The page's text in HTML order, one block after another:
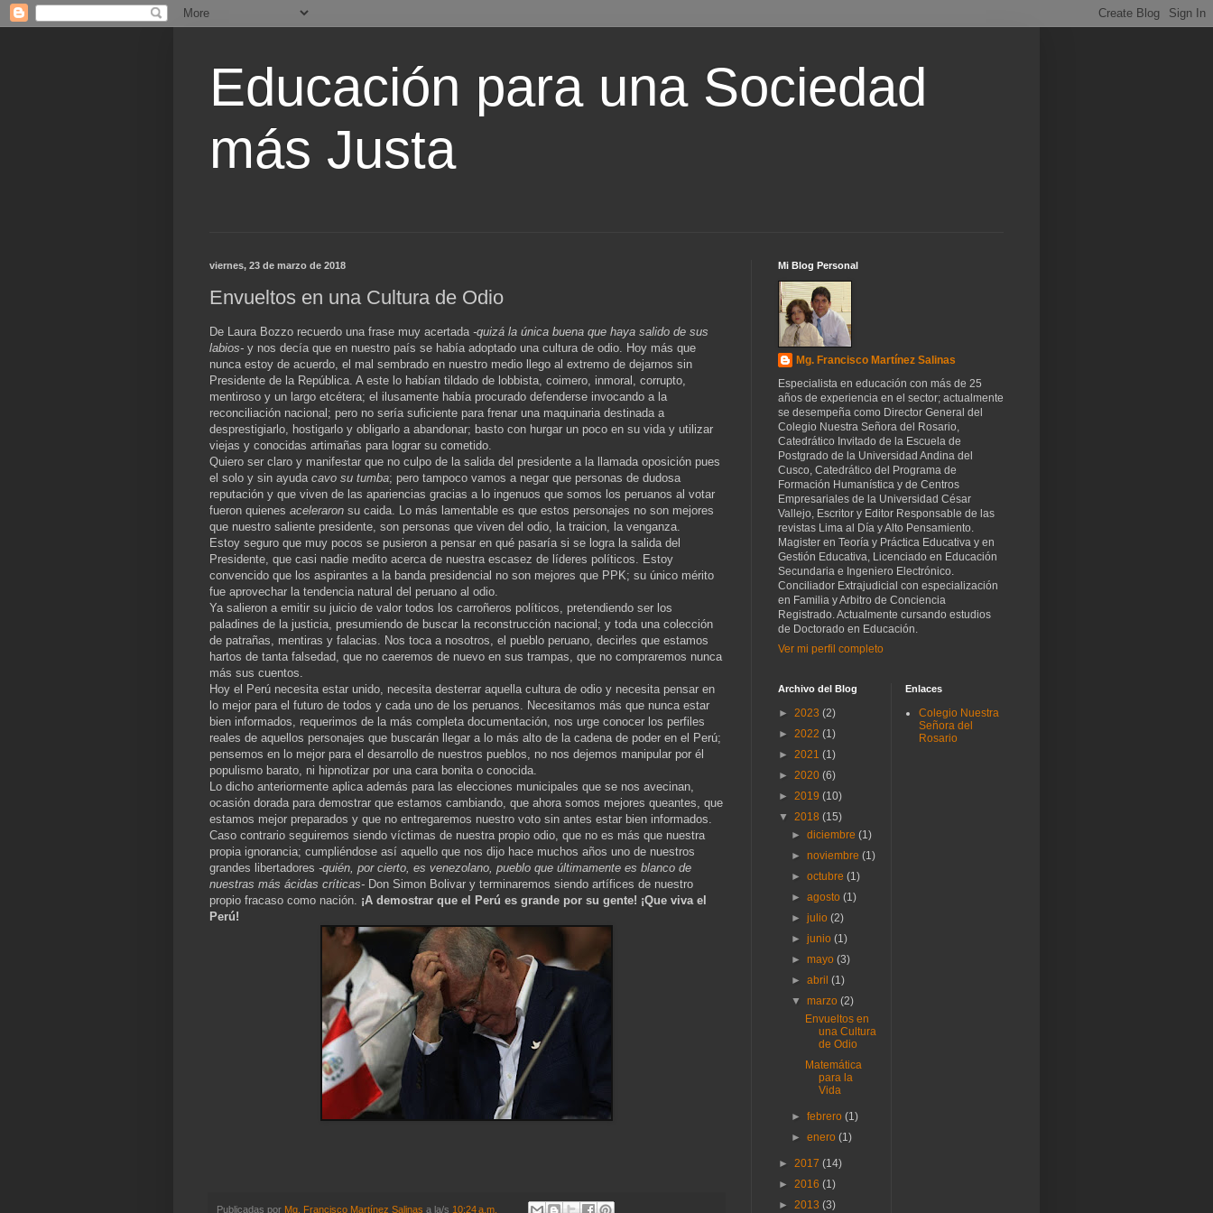
Educación para una Sociedad
más Justa
viernes, 23 de marzo de 2018
Envueltos en una Cultura de Odio
De Laura Bozzo recuerdo una frase muy acertada -quizá la única buena que haya salido de sus
labios- y nos decía que en nuestro país se había adoptado una cultura de odio. Hoy más que
nunca estoy de acuerdo, el mal sembrado en nuestro medio llego al extremo de dejarnos sin
Presidente de la República. A este lo habían tildado de lobbista, coimero, inmoral, corrupto,
mentiroso y un largo etcétera; el ilusamente había procurado defenderse invocando a la
reconciliación nacional; pero no sería suficiente para frenar una maquinaria destinada a
desprestigiarlo, hostigarlo y obligarlo a abandonar; basto con hurgar un poco en su vida y utilizar
viejas y conocidas artimañas para lograr su cometido.
Quiero ser claro y manifestar que no culpo de la salida del presidente a la llamada oposición pues
el solo y sin ayuda cavo su tumba; pero tampoco vamos a negar que personas de dudosa
reputación y que viven de las apariencias gracias a lo ingenuos que somos los peruanos al votar
fueron quienes aceleraron su caida. Lo más lamentable es que estos personajes no son mejores
que nuestro saliente presidente, son personas que viven del odio, la traicion, la venganza.
Estoy seguro que muy pocos se pusieron a pensar en qué pasaría si se logra la salida del
Presidente, que casi nadie medito acerca de nuestra escasez de líderes políticos. Estoy
convencido que los aspirantes a la banda presidencial no son mejores que PPK; su único mérito
fue aprovechar la tendencia natural del peruano al odio.
Ya salieron a emitir su juicio de valor todos los carroñeros políticos, pretendiendo ser los
paladines de la justicia, presumiendo de buscar la reconstrucción nacional; y toda una colección
de patrañas, mentiras y falacias. Nos toca a nosotros, el pueblo peruano, decirles que estamos
hartos de tanta falsedad, que no caeremos de nuevo en sus trampas, que no compraremos nunca
más sus cuentos.
Hoy el Perú necesita estar unido, necesita desterrar aquella cultura de odio y necesita pensar en
lo mejor para el futuro de todos y cada uno de los peruanos. Necesitamos más que nunca estar
bien informados, requerimos de la más completa documentación, nos urge conocer los perfiles
reales de aquellos personajes que buscarán llegar a lo más alto de la cadena de poder en el Perú;
pensemos en lo mejor para el desarrollo de nuestros pueblos, no nos dejemos manipular por él
populismo barato, ni hipnotizar por una cara bonita o conocida.
Lo dicho anteriormente aplica además para las elecciones municipales que se nos avecinan,
ocasión dorada para demostrar que estamos cambiando, que ahora somos mejores queantes, que
estamos mejor preparados y que no entregaremos nuestro voto sin antes estar bien informados.
Caso contrario seguiremos siendo víctimas de nuestra propio odio, que no es más que nuestra
propia ignorancia; cumpliéndose así aquello que nos dijo hace muchos años uno de nuestros
grandes libertadores -quién, por cierto, es venezolano, pueblo que últimamente es blanco de
nuestras más ácidas críticas- Don Simon Bolivar y terminaremos siendo artífices de nuestro
propio fracaso como nación. ¡A demostrar que el Perú es grande por su gente! ¡Que viva el
Perú!
Publicadas por Mg. Francisco Martínez Salinas a la/s 10:24 a.m.
Mi Blog Personal
Mg. Francisco Martínez Salinas
Especialista en educación con más de 25
años de experiencia en el sector; actualmente
se desempeña como Director General del
Colegio Nuestra Señora del Rosario,
Catedrático Invitado de la Escuela de
Postgrado de la Universidad Andina del
Cusco, Catedrático del Programa de
Formación Humanística y de Centros
Empresariales de la Universidad César
Vallejo, Escritor y Editor Responsable de las
revistas Lima al Día y Alto Pensamiento.
Magister en Teoría y Práctica Educativa y en
Gestión Educativa, Licenciado en Educación
Secundaria e Ingeniero Electrónico.
Conciliador Extrajudicial con especialización
en Familia y Arbitro de Conciencia
Registrado. Actualmente cursando estudios
de Doctorado en Educación.
Ver mi perfil completo
Archivo del Blog
► 2023 (2)
► 2022 (1)
► 2021 (1)
► 2020 (6)
► 2019 (10)
▼ 2018 (15)
►diciembre(1)
►noviembre(1)
►octubre(1)
►agosto(1)
►julio(2)
►junio(1)
►mayo(3)
►abril(1)
▼marzo(2)
Envueltos en
una Cultura
de Odio
Matemática
para la
Vida
►febrero(1)
►enero(1)
► 2017 (14)
► 2016 (1)
► 2013 (3)
Enlaces
Colegio Nuestra
Señora del
Rosario